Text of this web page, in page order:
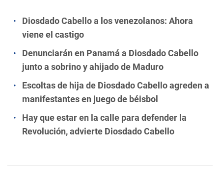
Diosdado Cabello a los venezolanos: Ahora
viene el castigo
Denunciarán en Panamá a Diosdado Cabello
junto a sobrino y ahijado de Maduro
Escoltas de hija de Diosdado Cabello agreden a
manifestantes en juego de béisbol
Hay que estar en la calle para defender la
Revolución, advierte Diosdado Cabello